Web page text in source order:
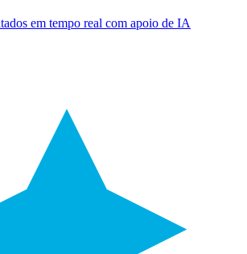
em tempo real com apoio de IA